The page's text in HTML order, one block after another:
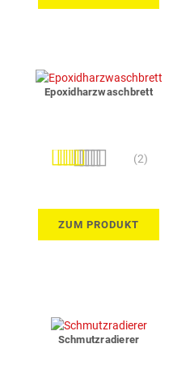
Epoxidharzwaschbrett
Bewertung: (2)
ZUM PRODUKT
Schmutzradierer